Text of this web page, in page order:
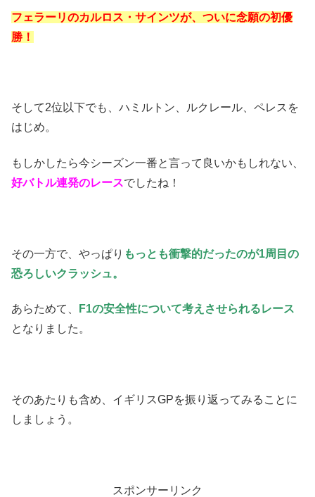
フェラーリのカルロス・サインツが、ついに念願の初優
勝！
そして2位以下でも、ハミルトン、ルクレール、ペレスを
はじめ。
もしかしたら今シーズン一番と言って良いかもしれない、
好バトル連発のレースでしたね！
その一方で、やっぱり もっとも衝撃的だったのが1周目の
恐ろしいクラッシュ。
あらためて、
F1の安全性について考えさせられるレース
となりました。
そのあたりも含め、イギリスGPを振り返ってみることに
しましょう。
スポンサーリンク